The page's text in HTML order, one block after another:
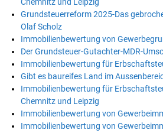
Chemnitz und Leipzig
Grundsteuerreform 2025-Das
Olaf Scholz
Immobilienbewertung von
Der Grundsteuer-Gutachter-MDR-
Immobilienbewertung für
Gibt es baureifes Land im
Immobilienbewertung für
Chemnitz und Leipzig
Immobilienbewertung von
Immobilienbewertung von